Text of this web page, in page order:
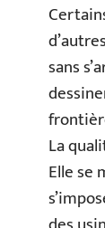
sans
La
Elle se